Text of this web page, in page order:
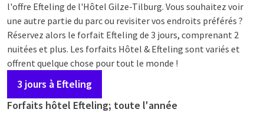
l'offre Efteling de l'Hôtel Gilze-Tilburg. Vous souhaitez voir
une autre partie du parc ou revisiter vos endroits préférés ?
Réservez alors le forfait Efteling de 3 jours, comprenant 2
nuitées et plus. Les forfaits Hôtel & Efteling sont variés et
offrent quelque chose pour tout le monde !
3 jours à Efteling
Forfaits hôtel Efteling; toute l'année